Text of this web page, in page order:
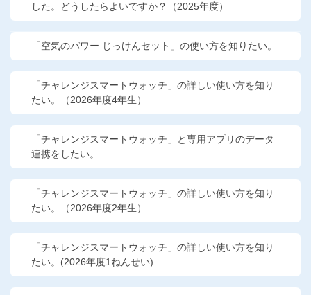
会員サイト(お子様用)はこちら
した。どうしたらよいですか？（2025年度）
「空気のパワー じっけんセット」の使い方を知りたい。
「チャレンジスマートウォッチ」の詳しい使い方を知り
たい。（2026年度4年生）
「チャレンジスマートウォッチ」と専用アプリのデータ
連携をしたい。
「チャレンジスマートウォッチ」の詳しい使い方を知り
たい。（2026年度2年生）
「チャレンジスマートウォッチ」の詳しい使い方を知り
たい。(2026年度1ねんせい)